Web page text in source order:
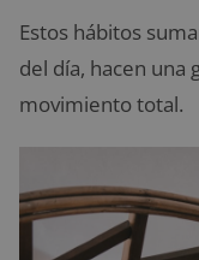
Estos hábitos
del día, hacen una
movimiento total.